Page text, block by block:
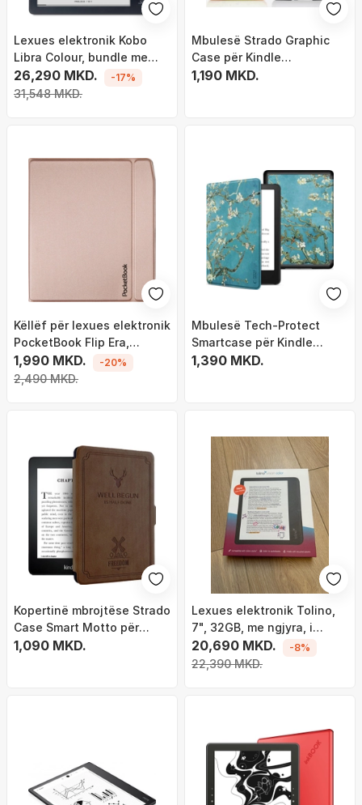
Lexues elektronik Kobo
Libra Colour, bundle me
Stylus 2, ekran me ngjyra, i
zi
26,290 MKD.
31,548 MKD.
-17%
Mbulesë Strado Graphic
Case për Kindle
Paperwhite 5, mbyllje
1,190 MKD.
Këllëf për lexues elektronik
PocketBook Flip Era,
magnetik, bezhë
1,990 MKD.
2,490 MKD.
-20%
Mbulesë Tech-Protect
Smartcase për Kindle
Paperwhite 6 Colorsoft
1,390 MKD.
Kopertinë mbrojtëse Strado
Case Smart Motto për
Kindle Paperwhite 1 2 3,
1,090 MKD.
Lexues elektronik Tolino,
7", 32GB, me ngjyra, i
papërshkueshëm nga uji
20,690 MKD.
22,390 MKD.
-8%